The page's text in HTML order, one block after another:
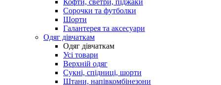
Кофти, светри, піджаки
Сорочки та футболки
Шорти
Галантерея та аксесуари
Одяг дівчаткам
Одяг дівчаткам
Усі товари
Верхній одяг
Сукні, спідниці, шорти
Штани, напівкомбінезони